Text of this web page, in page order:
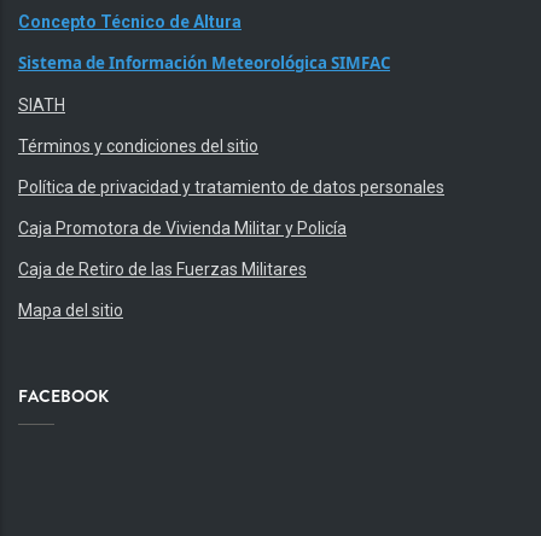
Concepto Técnico de Altura
Sistema de Información Meteorológica SIMFAC
SIATH
Términos y condiciones del sitio
Política de privacidad y tratamiento de datos personales
Caja Promotora de Vivienda Militar y Policía
Caja de Retiro de las Fuerzas Militares
Mapa del sitio
FACEBOOK